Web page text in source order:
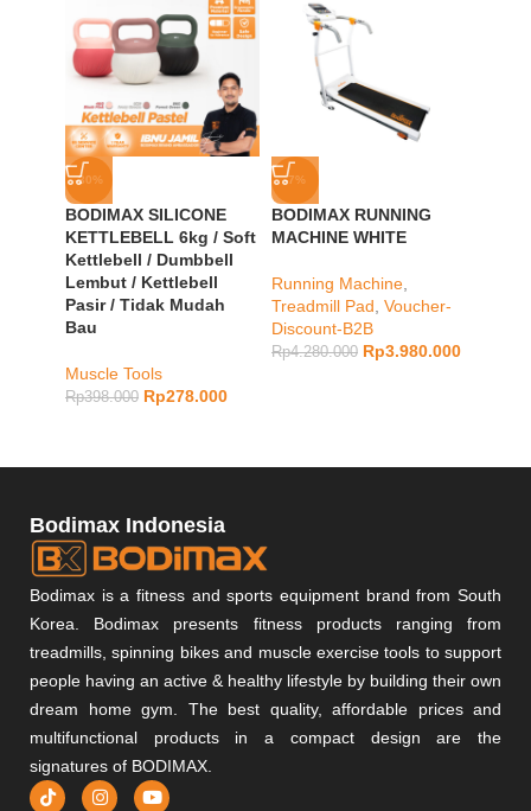
-30%
BODIMAX SILICONE
KETTLEBELL 6kg / Soft
Kettlebell / Dumbbell
Lembut / Kettlebell
Pasir / Tidak Mudah
Bau
Muscle Tools
Rp398.000 Rp278.000
-7%
BODIMAX RUNNING
MACHINE WHITE
Running Machine
Treadmill Pad Voucher-
Discount-B2B
Rp4.280.000 Rp3.980.000
Bodimax Indonesia
Bodimax is a fitness and sports equipment brand from South
Korea. Bodimax presents fitness products ranging from
treadmills, spinning bikes and muscle exercise tools to support
people having an active & healthy lifestyle by building their own
dream home gym. The best quality, affordable prices and
multifunctional products in a compact design are the
signatures of BODIMAX.